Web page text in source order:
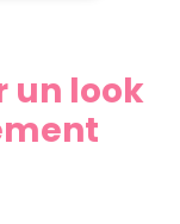
un look